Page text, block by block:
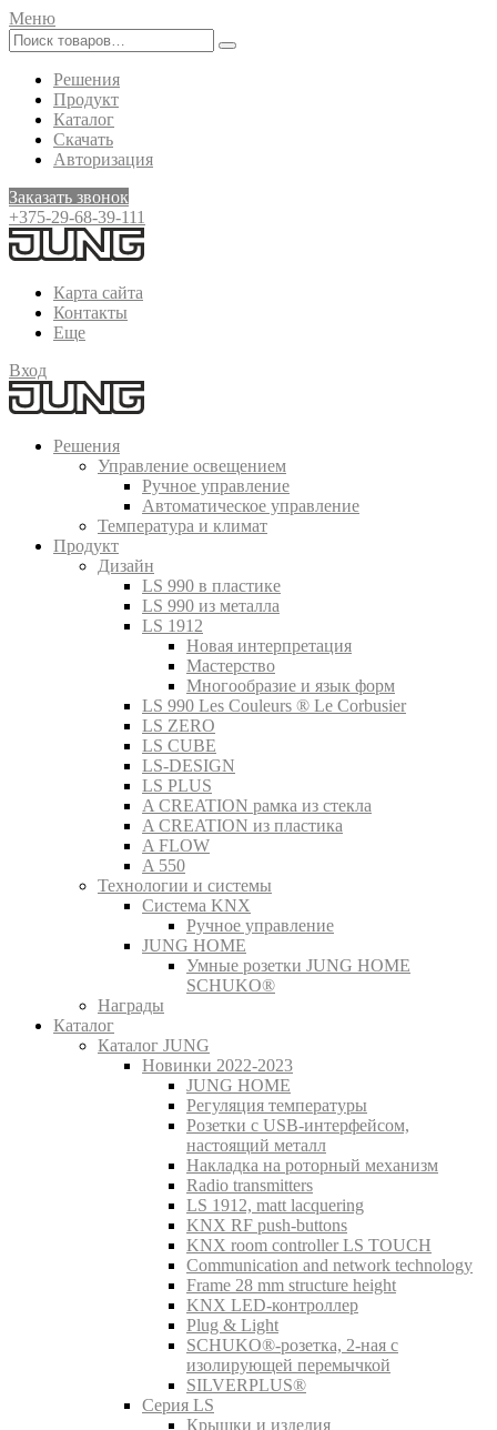
Меню
Решения
Продукт
Каталог
Скачать
Авторизация
Заказать звонок
+375-29-68-39-111
Карта сайта
Контакты
Еще
Вход
Решения
Управление освещением
Ручное управление
Автоматическое управление
Температура и климат
Продукт
Дизайн
LS 990 в пластике
LS 990 из металла
LS 1912
Новая интерпретация
Мастерство
Многообразие и язык форм
LS 990 Les Couleurs ® Le Corbusier
LS ZERO
LS CUBE
LS-DESIGN
LS PLUS
A CREATION рамка из стекла
A CREATION из пластика
A FLOW
A 550
Технологии и системы
Система KNX
Ручное управление
JUNG HOME
Умные розетки JUNG HOME
SCHUKO®
Награды
Каталог
Каталог JUNG
Новинки 2022-2023
JUNG HOME
Регуляция температуры
Розетки с USB-интерфейсом,
настоящий металл
Накладка на роторный механизм
Radio transmitters
LS 1912, matt lacquering
KNX RF push-buttons
KNX room controller LS TOUCH
Communication and network technology
Frame 28 mm structure height
KNX LED-контроллер
Plug & Light
SCHUKO®-розетка, 2-ная с
изолирующей перемычкой
SILVERPLUS®
Серия LS
Крышки и изделия